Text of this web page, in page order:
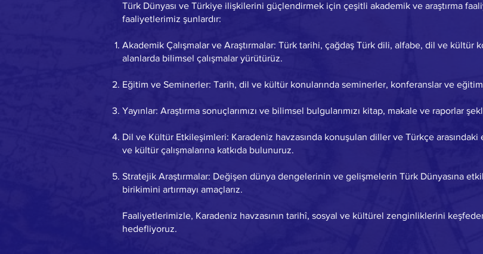
Türk Dünyası ve Türkiye ilişkilerini güçlendirmek için çeşitli akademik ve araştırma
faaliyetlerimiz şunlardır:
Akademik Çalışmalar ve Araştırmalar: Türk tarihi, çağdaş Türk dili, alfabe, dil ve kültür
alanlarda bilimsel çalışmalar yürütürüz.
Eğitim ve Seminerler: Tarih, dil ve kültür konularında seminerler, konferanslar ve
Yayınlar: Araştırma sonuçlarımızı ve bilimsel bulgularımızı kitap, makale ve raporlar
Dil ve Kültür Etkileşimleri: Karadeniz havzasında konuşulan diller ve Türkçe
ve kültür çalışmalarına katkıda bulunuruz.
Stratejik Araştırmalar: Değişen dünya dengelerinin ve gelişmelerin Türk Dünyasına
birikimini artırmayı amaçlarız.
Faaliyetlerimizle, Karadeniz havzasının tarihî, sosyal ve kültürel zenginliklerini
hedefliyoruz.